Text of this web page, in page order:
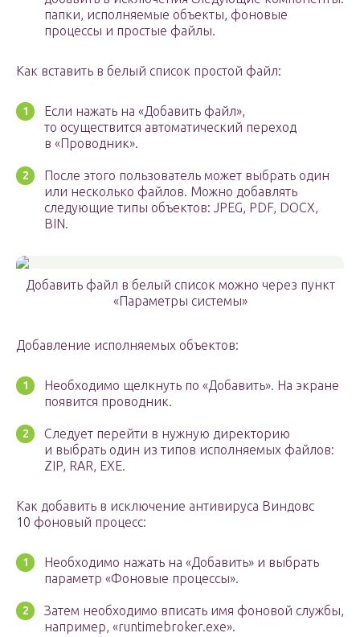
папки, исполняемые объекты, фоновые
процессы и простые файлы.
Как вставить в белый список простой файл:
Если нажать на «Добавить файл»,
то осуществится автоматический переход
в «Проводник».
После этого пользователь может выбрать один
или несколько файлов. Можно добавлять
следующие типы объектов: JPEG, PDF, DOCX,
BIN.
Добавить файл в белый список можно через пункт
«Параметры системы»
Добавление исполняемых объектов:
Необходимо щелкнуть по «Добавить». На экране
появится проводник.
Следует перейти в нужную директорию
и выбрать один из типов исполняемых файлов:
ZIP, RAR, EXE.
Как добавить в исключение антивируса Виндовс
10 фоновый процесс:
Необходимо нажать на «Добавить» и выбрать
параметр «Фоновые процессы».
Затем необходимо вписать имя фоновой службы,
например, «runtimebroker.exe».